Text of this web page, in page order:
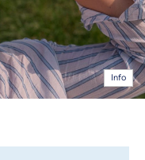
Info